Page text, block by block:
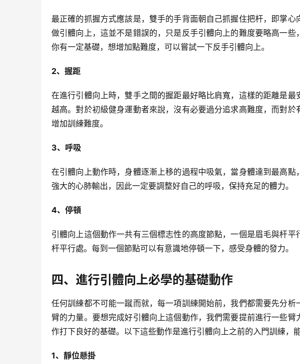
最正確的抓握方式應該是，雙手的手背面朝自己抓握住把杆，即掌
做引體向上，這並不是錯誤的，只是反手引體向上的難度要略高一
你有一定基礎，想增加點難度，可以嘗試一下反手引體向上。
2、握距
在進行引體向上時，雙手之間的握距最好略比肩寬，這樣的距離是
越高。對於初級健身運動者來說，沒有必要過分追求高難度，而對
增加訓練難度。
3、呼吸
在引體向上動作時，身體逐漸上移的過程中吸氣，當身體達到最高
強大的心肺輸出，因此一定要調整好自己的呼吸，保持充足的體力。
4、停頓
引體向上這個動作一共有三個標志性的高度節點，一個是眉毛與杆
杆平行處。每到一個節點可以有意識地停頓一下，感受身體的發力。
四、進行引體向上必學的基礎動作
任何訓練都不可能一蹴而就，每一項訓練開始前，我們都需要先分
臂的力量。要想完成好引體向上這個動作，我們需要提前進行一些
作打下良好的基礎。以下這些動作是進行引體向上之前的入門訓練，
1、靜位懸掛